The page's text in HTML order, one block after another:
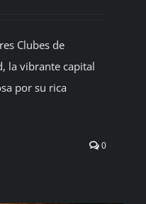
Clubes de
la vibrante capital
por su rica
0